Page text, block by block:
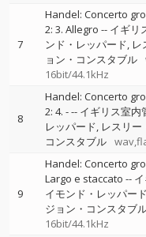
7
Handel: Concerto
2: 3. Allegro -- イギリ
ンド・レッパード レ
ョン・コンスタブル
16bit/44.1kHz
8
Handel: Concerto
2: 4. --- イギリス室内
レッパード レスリー
コンスタブル
9
Handel: Concerto
Largo e staccato --
イモンド・レッパード
ジョン・コンスタブ
16bit/44.1kHz